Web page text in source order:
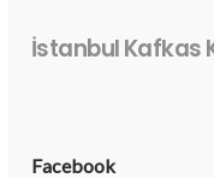
İstanbul Kafkas
Facebook